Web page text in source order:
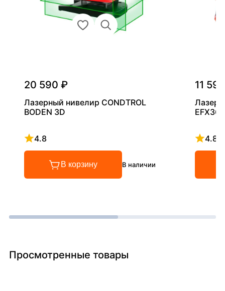
20 590 ₽
Лазерный нивелир CONDTROL
BODEN 3D
4.8
Рейтинг 4.8 из 5
В корзину В наличии
11
4.8
Просмотренные товары